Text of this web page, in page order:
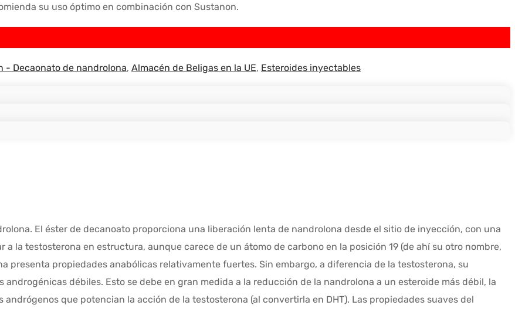
su uso óptimo en combinación con Sustanon.
- Decaonato de nandrolona, Almacén de Beligas en la UE, Esteroides inyectables
El éster de decanoato proporciona una liberación lenta de nandrolona desde el sitio de inyección, con una
la testosterona en estructura, aunque carece de un átomo de carbono en la posición 19 (de ahí su otro nombre,
presenta propiedades anabólicas relativamente fuertes. Sin embargo, a diferencia de la testosterona, su
débiles. Esto se debe en gran medida a la reducción de la nandrolona a un esteroide más débil, la
que potencian la acción de la testosterona (al convertirla en DHT). Las propiedades suaves del